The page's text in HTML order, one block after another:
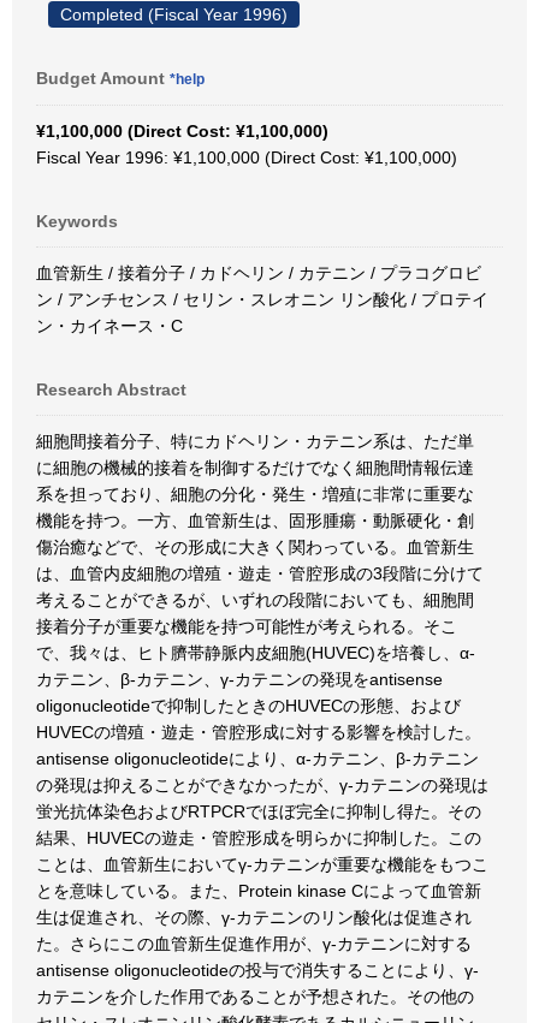
Completed (Fiscal Year 1996)
Budget Amount *help
¥1,100,000 (Direct Cost: ¥1,100,000)
Fiscal Year 1996: ¥1,100,000 (Direct Cost: ¥1,100,000)
Keywords
血管新生 / 接着分子 / カドヘリン / カテニン / プラコグロビ
ン / アンチセンス / セリン・スレオニン リン酸化 / プロテイ
ン・カイネース・C
Research Abstract
細胞間接着分子、特にカドヘリン・カテニン系は、ただ単
に細胞の機械的接着を制御するだけでなく細胞間情報伝達
系を担っており、細胞の分化・発生・増殖に非常に重要な
機能を持つ。一方、血管新生は、固形腫瘍・動脈硬化・創
傷治癒などで、その形成に大きく関わっている。血管新生
は、血管内皮細胞の増殖・遊走・管腔形成の3段階に分けて
考えることができるが、いずれの段階においても、細胞間
接着分子が重要な機能を持つ可能性が考えられる。そこ
で、我々は、ヒト臍帯静脈内皮細胞(HUVEC)を培養し、α-
カテニン、β-カテニン、γ-カテニンの発現をantisense
oligonucleotideで抑制したときのHUVECの形態、および
HUVECの増殖・遊走・管腔形成に対する影響を検討した。
antisense oligonucleotideにより、α-カテニン、β-カテニン
の発現は抑えることができなかったが、γ-カテニンの発現は
蛍光抗体染色およびRTPCRでほぼ完全に抑制し得た。その
結果、HUVECの遊走・管腔形成を明らかに抑制した。この
ことは、血管新生においてγ-カテニンが重要な機能をもつこ
とを意味している。また、Protein kinase Cによって血管新
生は促進され、その際、γ-カテニンのリン酸化は促進され
た。さらにこの血管新生促進作用が、γ-カテニンに対する
antisense oligonucleotideの投与で消失することにより、γ-
カテニンを介した作用であることが予想された。その他の